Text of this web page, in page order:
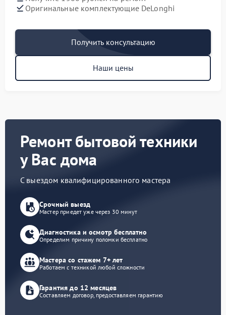
Оригинальные комплектующие DeLonghi
Получить консультацию
Наши цены
Ремонт бытовой техники
у Вас дома
С выездом квалифицированного мастера
Срочный выезд
Мастер приедет уже через 30 минут
Диагностика и осмотр бесплатно
Определим причину поломки бесплатно
Мастера со стажем 7+ лет
Работаем с техникой любой сложности
Гарантия до 12 месяцев
Составляем договор, предоставляем гарантию